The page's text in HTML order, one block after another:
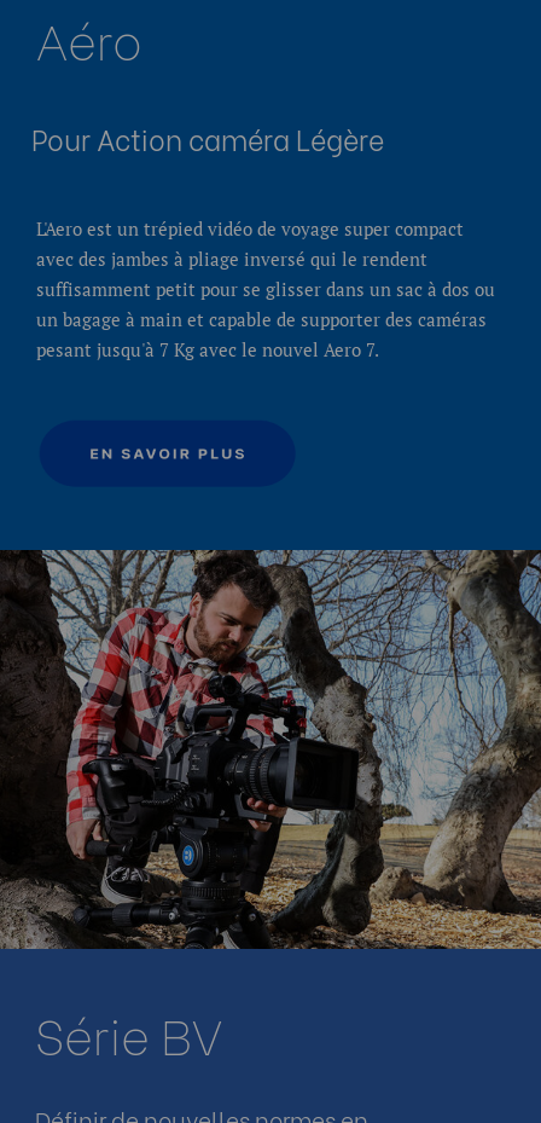
Aéro​
L'Aero est un trépied vidéo de voyage super compact
avec des jambes à pliage inversé qui le rendent
suffisamment petit pour se glisser dans un sac à dos ou
un bagage à main et capable de supporter des caméras
pesant jusqu'à 7 Kg avec le nouvel Aero 7.
Pour Action caméra Légère
Série BV​